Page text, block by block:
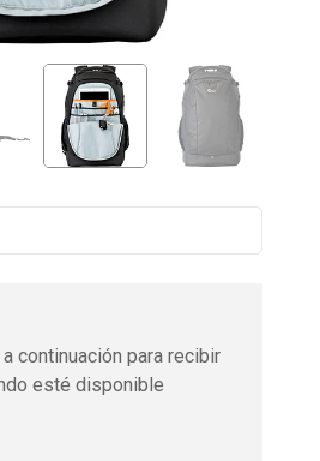
continuación para recibir
esté disponible